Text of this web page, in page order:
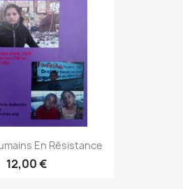
En Résistance
12,00 €